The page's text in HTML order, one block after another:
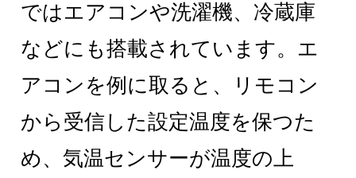
ではエアコンや洗濯機、冷蔵庫
などにも搭載されています。エ
アコンを例に取ると、リモコン
から受信した設定温度を保つた
め、気温センサーが温度の上